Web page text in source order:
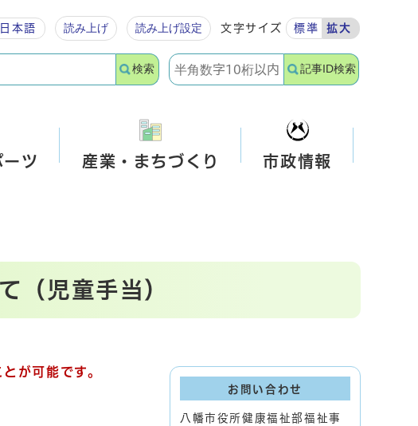
日本語 読み上げ 読み上げ設定 文字サイズ 標準 拡大
検索 記事ID検索
ツ 産業・まちづくり 市政情報
（児童手当）
が可能です。
お問い合わせ
八幡市役所健康福祉部福祉事